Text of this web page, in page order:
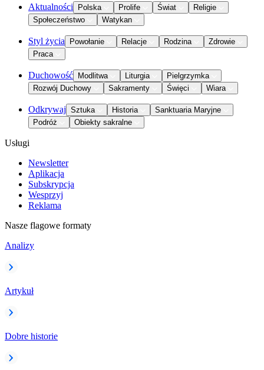
Aktualności Polska Prolife Świat
Religie
Społeczeństwo
Watykan
Styl życia Powołanie Relacje Rodzina
Zdrowie
Praca
Duchowość Modlitwa Liturgia
Pielgrzymka
Rozwój Duchowy
Sakramenty Święci Wiara
Odkrywaj Sztuka Historia
Sanktuaria Maryjne
Podróż
Obiekty sakralne
Usługi
Newsletter
Aplikacja
Subskrypcja
Wesprzyj
Reklama
Nasze flagowe formaty
Analizy
Artykuł
Dobre historie